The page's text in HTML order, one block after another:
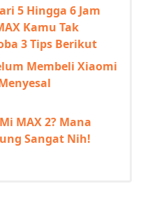
5 Hingga 6 Jam
Kamu Tak
3 Tips Berikut
Membeli Xiaomi
MAX 2? Mana
Sangat Nih!